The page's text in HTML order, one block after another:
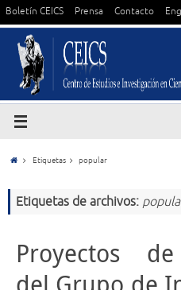
Boletín CEICS Prensa Contacto
Etiquetas popular
Etiquetas de archivos:
Proyectos